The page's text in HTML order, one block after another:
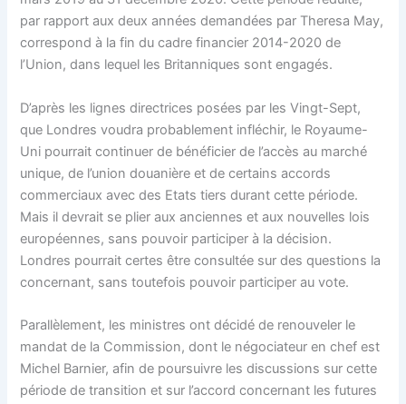
par rapport aux deux années demandées par Theresa May,
correspond à la fin du cadre financier 2014-2020 de
l’Union, dans lequel les Britanniques sont engagés.
D’après les lignes directrices posées par les Vingt-Sept,
que Londres voudra probablement infléchir, le Royaume-
Uni pourrait continuer de bénéficier de l’accès au marché
unique, de l’union douanière et de certains accords
commerciaux avec des Etats tiers durant cette période.
Mais il devrait se plier aux anciennes et aux nouvelles lois
européennes, sans pouvoir participer à la décision.
Londres pourrait certes être consultée sur des questions la
concernant, sans toutefois pouvoir participer au vote.
Parallèlement, les ministres ont décidé de renouveler le
mandat de la Commission, dont le négociateur en chef est
Michel Barnier, afin de poursuivre les discussions sur cette
période de transition et sur l’accord concernant les futures